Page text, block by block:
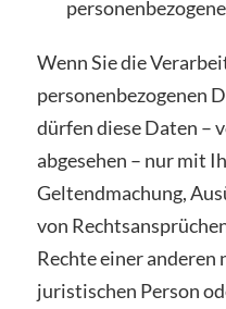
Wenn Sie die
personenbezogenen
dürfen diese Daten –
abgesehen – nur mit
Geltendmachung,
von
Rechte einer
juristischen Person